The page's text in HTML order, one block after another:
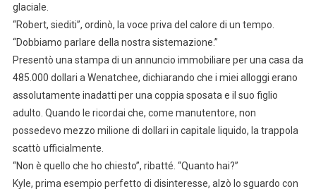
glaciale.
“Robert, siediti”, ordinò, la voce priva del calore di un tempo.
“Dobbiamo parlare della nostra sistemazione.”
Presentò una stampa di un annuncio immobiliare per una casa da
485.000 dollari a Wenatchee, dichiarando che i miei alloggi erano
assolutamente inadatti per una coppia sposata e il suo figlio
adulto. Quando le ricordai che, come manutentore, non
possedevo mezzo milione di dollari in capitale liquido, la trappola
scattò ufficialmente.
“Non è quello che ho chiesto”, ribatté. “Quanto hai?”
Kyle, prima esempio perfetto di disinteresse, alzò lo sguardo con